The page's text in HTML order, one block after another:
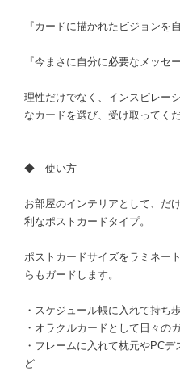
『カードに描かれたビジョンを
『今まさに自分に必要なメッセ
理性だけでなく、インスピレー
なカードを選び、受け取ってく
◆ 使い方
お部屋のインテリアとして、だ
利なポストカードタイプ。
ポストカードサイズをラミネー
らもガードします。
・スケジュール帳に入れて持ち歩
・オラクルカードとして日々の
・フレームに入れて枕元やPC
ど